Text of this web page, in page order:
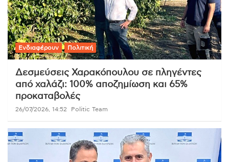
Ενδιαφέρουν Πολιτική
Δεσμεύσεις Χαρακόπουλου σε πληγέντες
από χαλάζι: 100% αποζημίωση και 65%
προκαταβολές
26/07/2026, 14:52 Politic Team